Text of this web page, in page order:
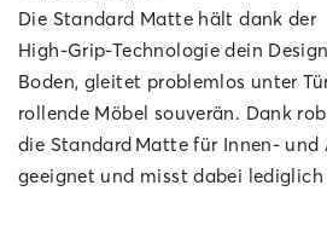
Die Standard Matte hält dank der
High‑Grip‑Technologie dein
Boden, gleitet problemlos unter
rollende Möbel souverän. Dank
die Standard Matte für Innen‑ und
geeignet und misst dabei lediglich